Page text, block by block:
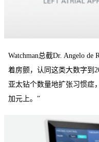
Watchman总截Dr. Angelo de
着房颤，认同这类大数字到
亚太钻个数量地扩张习惯症
加元上。”